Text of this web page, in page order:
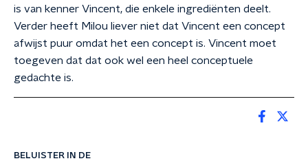
BELUISTER IN DE
is van kenner Vincent, die enkele ingrediënten deelt.
Verder heeft Milou liever niet dat Vincent een concept
afwijst puur omdat het een concept is. Vincent moet
toegeven dat dat ook wel een heel conceptuele
gedachte is.